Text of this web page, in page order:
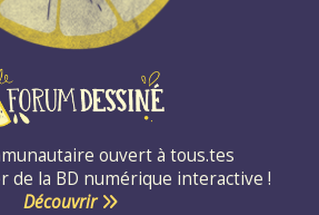
ouvert à tous.tes
de la BD numérique interactive !
Découvrir